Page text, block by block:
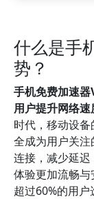
什么是手
势？
手机免费加速
用户提升网络速
时代，移动设
全成为用户关
连接，减少延
体验更加流畅与
超过60%的用户